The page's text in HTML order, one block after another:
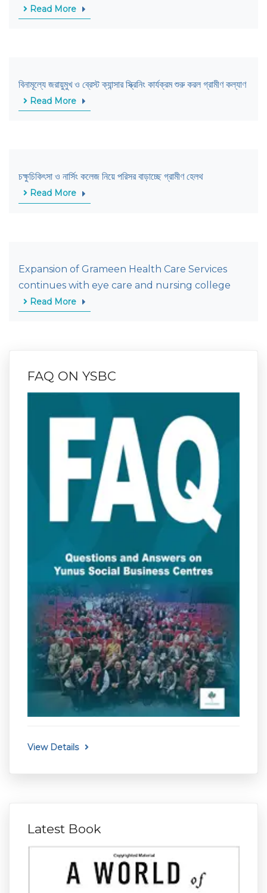
Read More
বিনামূল্যে জরায়ুমুখ ও ব্রেস্ট ক্যান্সার স্ক্রিনিং কার্যক্রম শুরু করল গ্রামীণ কল্যাণ
Read More
চক্ষুচিকিৎসা ও নার্সিং কলেজ নিয়ে পরিসর বাড়াচ্ছে গ্রামীণ হেলথ
Read More
Expansion of Grameen Health Care Services
continues with eye care and nursing college
Read More
FAQ ON YSBC
View Details
Latest Book